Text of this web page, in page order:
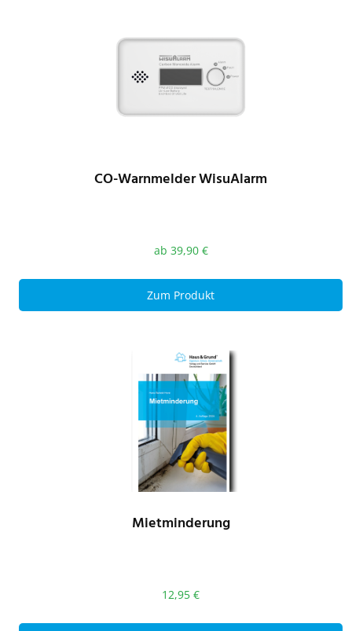
CO-Warnmelder WisuAlarm
ab 39,90 €
Zum Produkt
Mietminderung
12,95 €